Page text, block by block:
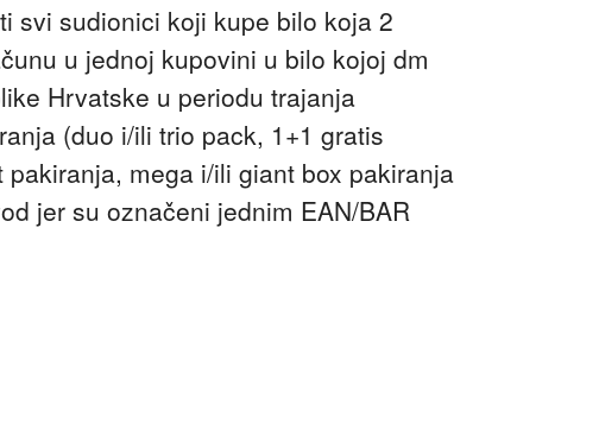
svi sudionici koji kupe bilo koja 2
u jednoj kupovini u bilo kojoj dm
Hrvatske u periodu trajanja
(duo i/ili trio pack, 1+1 gratis
mega i/ili giant box pakiranja
jer su označeni jednim EAN/BAR